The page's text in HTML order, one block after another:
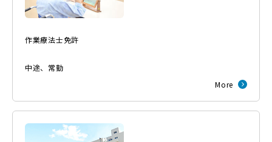
作業療法士免許
中途、 常勤
More